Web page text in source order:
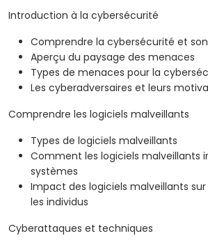
Introduction à la cybersécurité
Comprendre la cybersécurité et
Aperçu du paysage des menaces
Types de menaces pour la
Les cyberadversaires et leurs
Comprendre les logiciels malveillants
Types de logiciels malveillants
Comment les logiciels malveillants
systèmes
Impact des logiciels malveillants
les individus
Cyberattaques et techniques